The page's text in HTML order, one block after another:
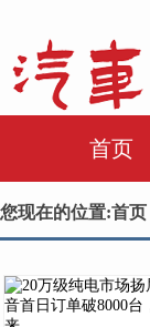
首页
您现在的位置:首页